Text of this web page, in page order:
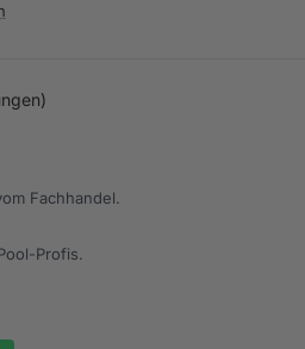
Fachhandel.
Profis.